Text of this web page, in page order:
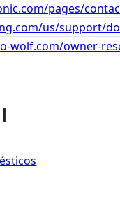
pages/
us/support/
wolf.com/owner-